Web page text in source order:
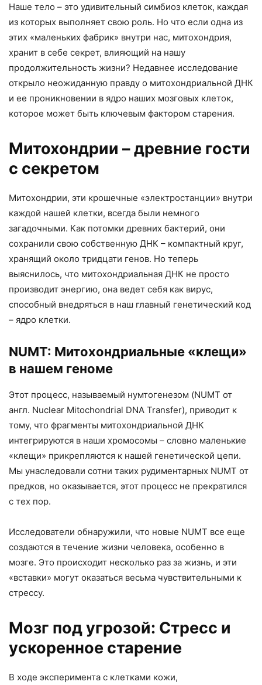
Наше тело – это удивительный симбиоз клеток, каждая
из которых выполняет свою роль. Но что если одна из
этих «маленьких фабрик» внутри нас, митохондрия,
хранит в себе секрет, влияющий на нашу
продолжительность жизни? Недавнее исследование
открыло неожиданную правду о митохондриальной ДНК
и ее проникновении в ядро наших мозговых клеток,
которое может быть ключевым фактором старения.
Митохондрии – древние гости
с секретом
Митохондрии, эти крошечные «электростанции» внутри
каждой нашей клетки, всегда были немного
загадочными. Как потомки древних бактерий, они
сохранили свою собственную ДНК – компактный круг,
хранящий около тридцати генов. Но теперь
выяснилось, что митохондриальная ДНК не просто
производит энергию, она ведет себя как вирус,
способный внедряться в наш главный генетический код
– ядро клетки.
NUMT: Митохондриальные «клещи»
в нашем геноме
Этот процесс, называемый нумтогенезом (NUMT от
англ. Nuclear Mitochondrial DNA Transfer), приводит к
тому, что фрагменты митохондриальной ДНК
интегрируются в наши хромосомы – словно маленькие
«клещи» прикрепляются к нашей генетической цепи.
Мы унаследовали сотни таких рудиментарных NUMT от
предков, но оказывается, этот процесс не прекратился
с тех пор.
Исследователи обнаружили, что новые NUMT все еще
создаются в течение жизни человека, особенно в
мозге. Это происходит несколько раз за жизнь, и эти
«вставки» могут оказаться весьма чувствительными к
стрессу.
Мозг под угрозой: Стресс и
ускоренное старение
В ходе эксперимента с клетками кожи,